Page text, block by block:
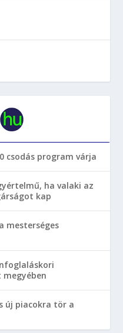
csodás program várja
ha valaki az
kap
mesterséges
új piacokra tör a